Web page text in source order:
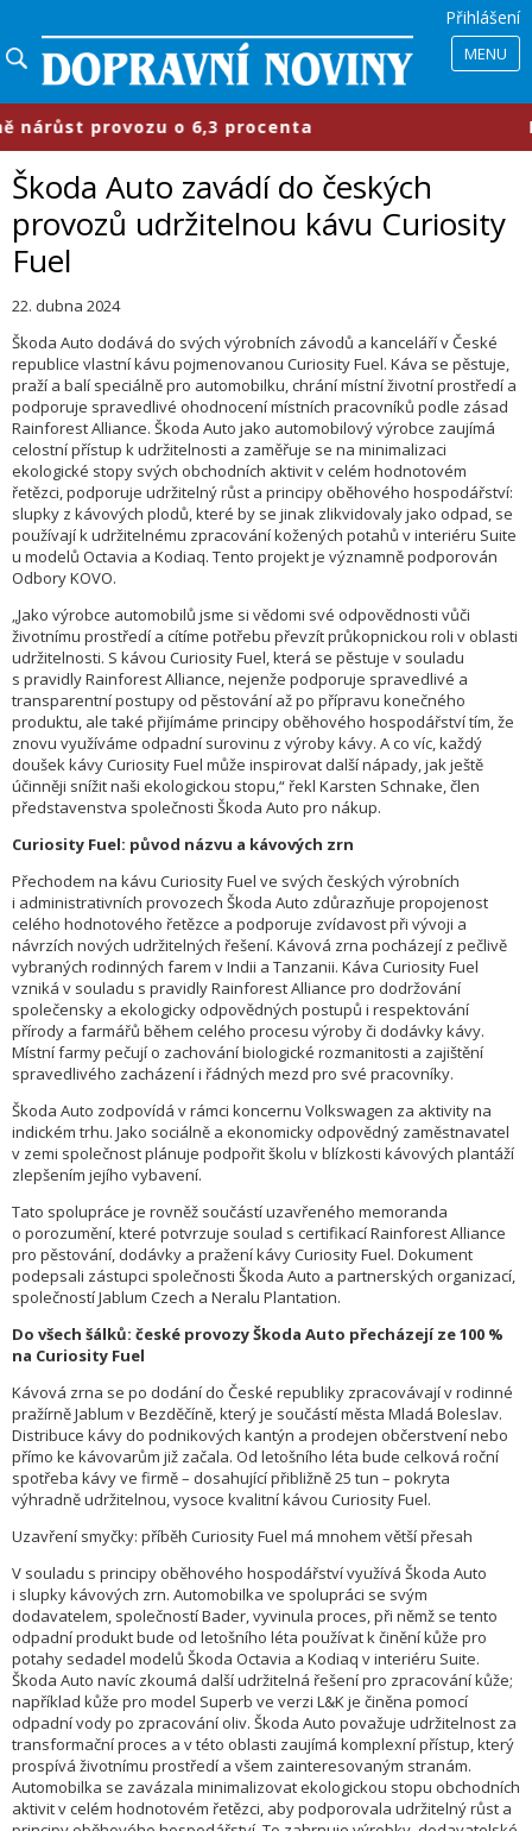
Přihlášení
MENU
provozu o 6,3 procenta
Škoda Auto zavádí do českých
provozů udržitelnou kávu Curiosity
Fuel
22. dubna 2024
Škoda Auto dodává do svých výrobních závodů a kanceláří v České
republice vlastní kávu pojmenovanou Curiosity Fuel. Káva se pěstuje,
praží a balí speciálně pro automobilku, chrání místní životní prostředí a
podporuje spravedlivé ohodnocení místních pracovníků podle zásad
Rainforest Alliance. Škoda Auto jako automobilový výrobce zaujímá
celostní přístup k udržitelnosti a zaměřuje se na minimalizaci
ekologické stopy svých obchodních aktivit v celém hodnotovém
řetězci, podporuje udržitelný růst a principy oběhového hospodářství:
slupky z kávových plodů, které by se jinak zlikvidovaly jako odpad, se
používají k udržitelnému zpracování kožených potahů v interiéru Suite
u modelů Octavia a Kodiaq. Tento projekt je významně podporován
Odbory KOVO.
„Jako výrobce automobilů jsme si vědomi své odpovědnosti vůči
životnímu prostředí a cítíme potřebu převzít průkopnickou roli v oblasti
udržitelnosti. S kávou Curiosity Fuel, která se pěstuje v souladu
s pravidly Rainforest Alliance, nejenže podporuje spravedlivé a
transparentní postupy od pěstování až po přípravu konečného
produktu, ale také přijímáme principy oběhového hospodářství tím, že
znovu využíváme odpadní surovinu z výroby kávy. A co víc, každý
doušek kávy Curiosity Fuel může inspirovat další nápady, jak ještě
účinněji snížit naši ekologickou stopu,“ řekl Karsten Schnake, člen
představenstva společnosti Škoda Auto pro nákup.
Curiosity Fuel: původ názvu a kávových zrn
Přechodem na kávu Curiosity Fuel ve svých českých výrobních
i administrativních provozech Škoda Auto zdůrazňuje propojenost
celého hodnotového řetězce a podporuje zvídavost při vývoji a
návrzích nových udržitelných řešení. Kávová zrna pocházejí z pečlivě
vybraných rodinných farem v Indii a Tanzanii. Káva Curiosity Fuel
vzniká v souladu s pravidly Rainforest Alliance pro dodržování
společensky a ekologicky odpovědných postupů i respektování
přírody a farmářů během celého procesu výroby či dodávky kávy.
Místní farmy pečují o zachování biologické rozmanitosti a zajištění
spravedlivého zacházení i řádných mezd pro své pracovníky.
Škoda Auto zodpovídá v rámci koncernu Volkswagen za aktivity na
indickém trhu. Jako sociálně a ekonomicky odpovědný zaměstnavatel
v zemi společnost plánuje podpořit školu v blízkosti kávových plantáží
zlepšením jejího vybavení.
Tato spolupráce je rovněž součástí uzavřeného memoranda
o porozumění, které potvrzuje soulad s certifikací Rainforest Alliance
pro pěstování, dodávky a pražení kávy Curiosity Fuel. Dokument
podepsali zástupci společnosti Škoda Auto a partnerských organizací,
společností Jablum Czech a Neralu Plantation.
Do všech šálků: české provozy Škoda Auto přecházejí ze 100 %
na Curiosity Fuel
Kávová zrna se po dodání do České republiky zpracovávají v rodinné
pražírně Jablum v Bezděčíně, který je součástí města Mladá Boleslav.
Distribuce kávy do podnikových kantýn a prodejen občerstvení nebo
přímo ke kávovarům již začala. Od letošního léta bude celková roční
spotřeba kávy ve firmě – dosahující přibližně 25 tun – pokryta
výhradně udržitelnou, vysoce kvalitní kávou Curiosity Fuel.
Uzavření smyčky: příběh Curiosity Fuel má mnohem větší přesah
V souladu s principy oběhového hospodářství využívá Škoda Auto
i slupky kávových zrn. Automobilka ve spolupráci se svým
dodavatelem, společností Bader, vyvinula proces, při němž se tento
odpadní produkt bude od letošního léta používat k činění kůže pro
potahy sedadel modelů Škoda Octavia a Kodiaq v interiéru Suite.
Škoda Auto navíc zkoumá další udržitelná řešení pro zpracování kůže;
například kůže pro model Superb ve verzi L&K je činěna pomocí
odpadní vody po zpracování oliv. Škoda Auto považuje udržitelnost za
transformační proces a v této oblasti zaujímá komplexní přístup, který
prospívá životnímu prostředí a všem zainteresovaným stranám.
Automobilka se zavázala minimalizovat ekologickou stopu obchodních
aktivit v celém hodnotovém řetězci, aby podporovala udržitelný růst a